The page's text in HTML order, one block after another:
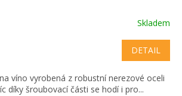
Skladem
DETAIL
víno vyrobená z robustní nerezové oceli
díky šroubovací části se hodí i pro...